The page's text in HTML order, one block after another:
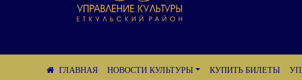
НОВОСТИ КУЛЬТУРЫ КУПИТЬ БИЛЕТЫ